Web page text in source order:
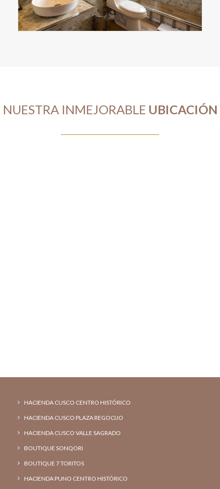
NUESTRA INMEJORABLE UBICACIÓN
HACIENDA CUSCO CENTRO HISTÓRICO
HACIENDA CUSCO PLAZA REGOCIJO
HACIENDA CUSCO VALLE SAGRADO
BOUTIQUE SONQORI
BOUTIQUE 7 TORITOS
HACIENDA PUNO CENTRO HISTÓRICO